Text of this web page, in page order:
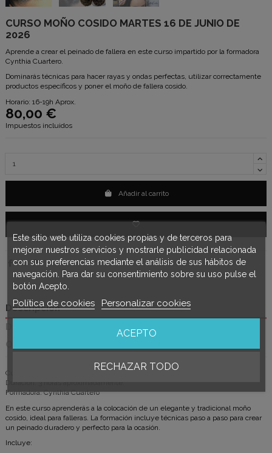
CURSO MOÑO COSIDO MARTES 16 DE JUNIO DE
2026
Aprende a crear el peinado de fallera en este curso impartido por la formadora
Cynthia Cuartero.
Dominarás técnicas para hacer rayas y ondas perfectas, utilizar correctamente
productos específicos y poner el moño de fallera cosido.
Horario: 16-19h Aprox.
80,00 €
Impuestos incluidos
Añadir al carrito
Descripción
Detalles del producto
Opiniones
Curso de Moño cosido para Fallera
Duración: 3 horas aproximadamente.
Formadora: Cynthia Cuartero
En este curso aprenderás a la colocación de un elegante y tradicional moño
cosido, ideal para falleras. La formación incluye técnicas paso a paso para crear
un peinado duradero y perfecto para la ocasión.
Incluye:
Este sitio web utiliza cookies propias y de terceros para
mejorar nuestros servicios y mostrarle publicidad relacionada
con sus preferencias mediante el análisis de sus hábitos de
navegación. Para dar su consentimiento sobre su uso pulse el
botón Acepto.
Política de cookies Personalizar cookies
RECHAZAR TODO
ACEPTO